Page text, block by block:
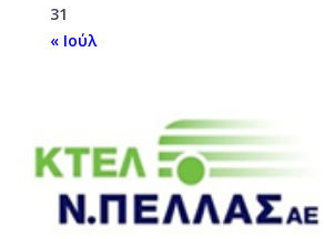
31
« Ιούλ